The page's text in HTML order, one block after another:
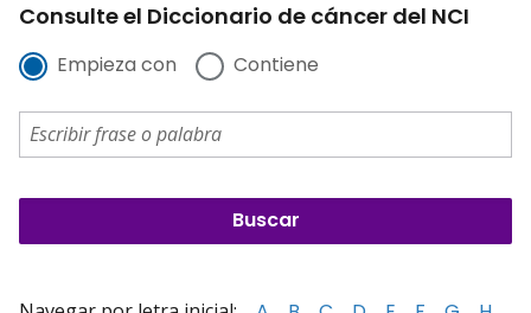
Consulte el Diccionario de cáncer del NCI
Empieza con Contiene